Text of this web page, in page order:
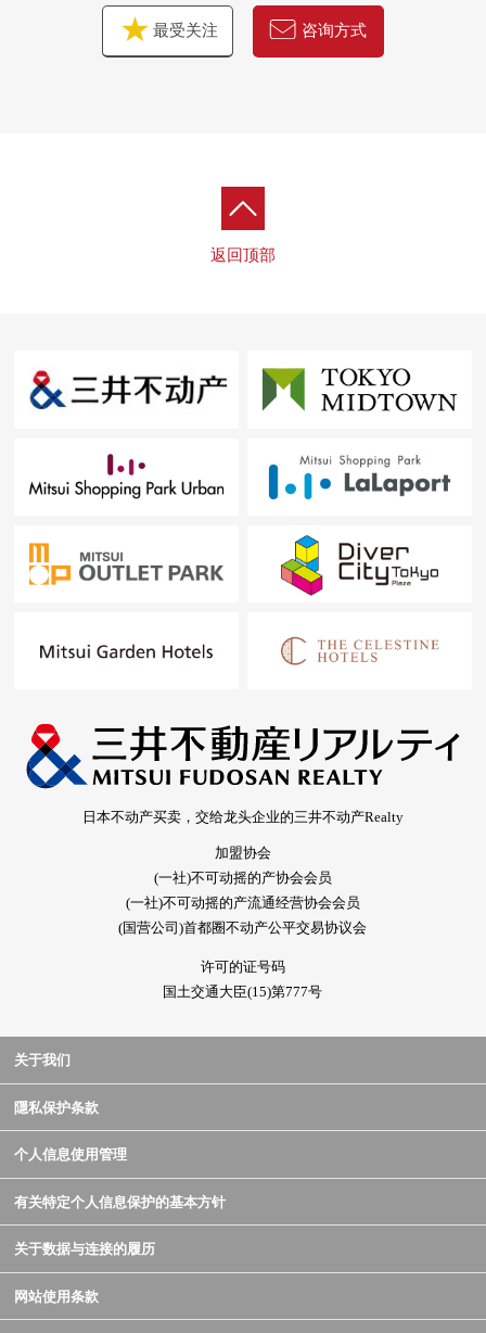
最受关注 咨询方式
返回顶部
日本不动产买卖，交给龙头企业的三井不动产Realty
加盟协会
(一社)不可动摇的产协会会员
(一社)不可动摇的产流通经营协会会员
(国营公司)首都圈不动产公平交易协议会
许可的证号码
国土交通大臣(15)第777号
关于我们
隱私保护条款
个人信息使用管理
有关特定个人信息保护的基本方针
关于数据与连接的履历
网站使用条款